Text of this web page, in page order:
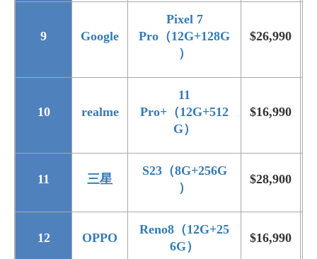
9 Google
Pixel 7
Pro（12G+128G
）
$26,990
10 realme
11
Pro+（12G+512
G）
$16,990
11 三星
S23（8G+256G
）
$28,900
12 OPPO
Reno8（12G+25
6G）
$16,990